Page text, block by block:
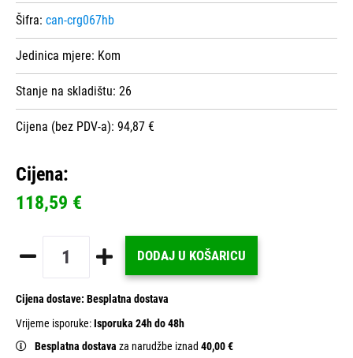
Šifra: can-crg067hb
Jedinica mjere: Kom
Stanje na skladištu: 26
Cijena (bez PDV-a): 94,87 €
Cijena:
118,59 €
DODAJ U KOŠARICU
Cijena dostave: Besplatna dostava
Vrijeme isporuke:Isporuka 24h do 48h
Besplatna dostava za narudžbe iznad 40,00 €